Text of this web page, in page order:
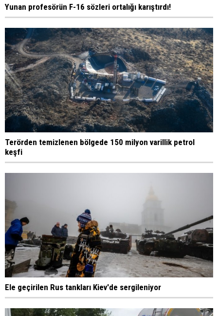
Yunan profesörün F-16 sözleri ortalığı karıştırdı!
Terörden temizlenen bölgede 150 milyon varillik petrol
keşfi
Ele geçirilen Rus tankları Kiev'de sergileniyor